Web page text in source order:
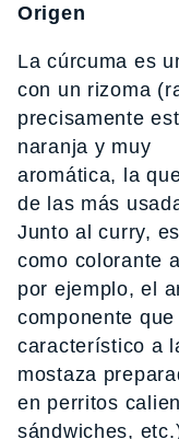
Origen
La cúrcuma es
con un rizoma
precisamente
naranja y muy
aromática, la
de las más
Junto al curry,
como colorante
por ejemplo, el
componente
característico a
mostaza
en perritos
sándwiches,